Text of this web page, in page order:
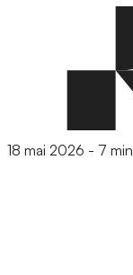
18 mai 2026 - 7 min